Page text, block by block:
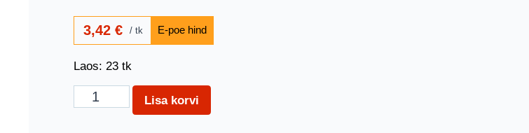
3,42€ tk
Laos: 23 tk
Lisa korvi